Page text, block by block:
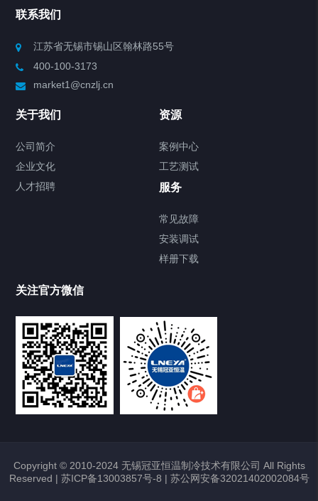
制冷加热动态控温系统
Chiller气体控温系统
Chamber试验箱
TCU温度控制单元
VOCs冷凝回收装置
热烈祝贺冠亚恒温与上海理工大学校企
联系我们
江苏省无锡市锡山区翰林路55号
400-100-3173
market1@cnzlj.cn
关于我们
公司简介
企业文化
人才招聘
资源
案例中心
工艺测试
服务
常见故障
安装调试
样册下载
关注官方微信
Copyright © 2010-2024 无锡冠亚恒温制冷技术有限公司 All Rights
Reserved | 苏ICP备13003857号-8 | 苏公网安备32021402002084号